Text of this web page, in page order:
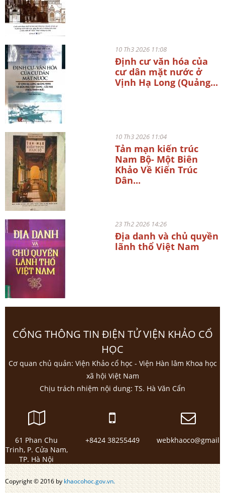
10 Th3 2026 11:08
Định cư văn hóa của
cư dân mặt nước ở
Vịnh Hạ Long (Quảng...
10 Th3 2026 11:04
Tản mạn kiến trúc
Nam Bộ- Một Biên
Khảo Về Kiến Trúc
Dân...
23 Th2 2026 14:26
Địa danh và chủ quyền
lãnh thổ Việt Nam
CỔNG THÔNG TIN ĐIỆN TỬ VIỆN KHẢO CỔ
HỌC
Cơ quan chủ quản: Viện Khảo cổ học - Viện Hàn lâm Khoa học
xã hội Việt Nam
Chịu trách nhiệm nội dung: TS. Hà Văn Cẩn
61 Phan Chu
Trinh, P. Cửa Nam,
TP. Hà Nội
+8424 38255449
Copyright © 2016 bykhaocohoc.gov.vn.